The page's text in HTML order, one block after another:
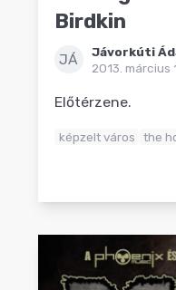
Birdkin
JÁ
Jávorkúti
2013. március
Előtérzene.
képzelt város the